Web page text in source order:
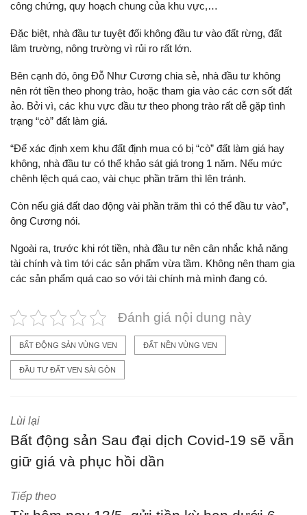
công chứng, quy hoạch chung của khu vực,…
Đặc biệt, nhà đầu tư tuyệt đối không đầu tư vào đất rừng, đất
lâm trường, nông trường vì rủi ro rất lớn.
Bên cạnh đó, ông Đỗ Như Cương chia sẻ, nhà đầu tư không
nên rót tiền theo phong trào, hoặc tham gia vào các cơn sốt đất
ảo. Bởi vì, các khu vực đầu tư theo phong trào rất dễ gặp tình
trạng “cò” đất làm giá.
“Để xác định xem khu đất định mua có bị “cò” đất làm giá hay
không, nhà đầu tư có thể khảo sát giá trong 1 năm. Nếu mức
chênh lệch quá cao, vài chục phần trăm thì lên tránh.
Còn nếu giá đất dao động vài phần trăm thì có thể đầu tư vào”,
ông Cương nói.
Ngoài ra, trước khi rót tiền, nhà đầu tư nên cân nhắc khả năng
tài chính và tìm tới các sản phẩm vừa tầm. Không nên tham gia
các sản phẩm quá cao so với tài chính mà mình đang có.
Đánh giá nội dung này
BẤT ĐỘNG SẢN VÙNG VEN ĐẤT NỀN VÙNG VEN
ĐẦU TƯ ĐẤT VEN SÀI GÒN
Lùi lại
Bất động sản Sau đại dịch Covid-19 sẽ vẫn
giữ giá và phục hồi dần
Tiếp theo